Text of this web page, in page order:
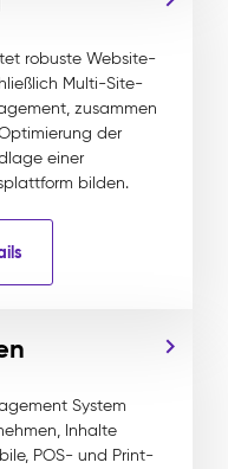
robuste Website-
Multi-Site-
zusammen
der
einer
bilden.
System
Inhalte
POS- und Print-